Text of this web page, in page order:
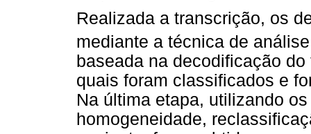
Realizada a transcrição, os
mediante a técnica de
baseada na decodificação
quais foram classificados e
Na última etapa, utilizando
homogeneidade,